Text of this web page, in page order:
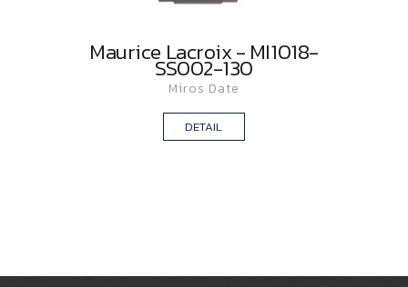
Maurice Lacroix - MI1018-
SS002-130
Miros Date
DETAIL